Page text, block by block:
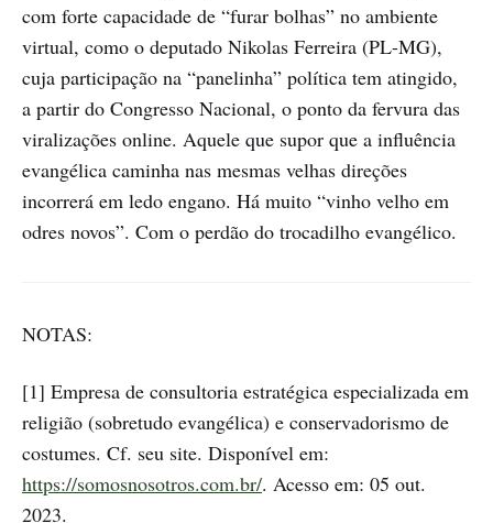
com forte capacidade de “furar bolhas” no ambiente
virtual, como o deputado Nikolas Ferreira (PL-MG),
cuja participação na “panelinha” política tem atingido,
a partir do Congresso Nacional, o ponto da fervura das
viralizações online. Aquele que supor que a influência
evangélica caminha nas mesmas velhas direções
incorrerá em ledo engano. Há muito “vinho velho em
odres novos”. Com o perdão do trocadilho evangélico.
NOTAS:
[1] Empresa de consultoria estratégica especializada em
religião (sobretudo evangélica) e conservadorismo de
costumes. Cf. seu site. Disponível em:
https://somosnosotros.com.br/. Acesso em: 05 out.
2023.